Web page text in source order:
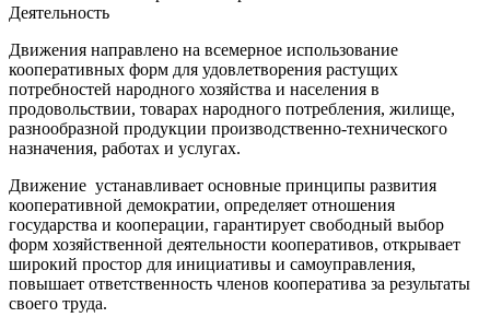
Деятельность
Движения направлено на всемерное использование
кооперативных форм для удовлетворения растущих
потребностей народного хозяйства и населения в
продовольствии, товарах народного потребления, жилище,
разнообразной продукции производственно-технического
назначения, работах и услугах.
Движение устанавливает основные принципы развития
кооперативной демократии, определяет отношения
государства и кооперации, гарантирует свободный выбор
форм хозяйственной деятельности кооперативов, открывает
широкий простор для инициативы и самоуправления,
повышает ответственность членов кооператива за результаты
своего труда.